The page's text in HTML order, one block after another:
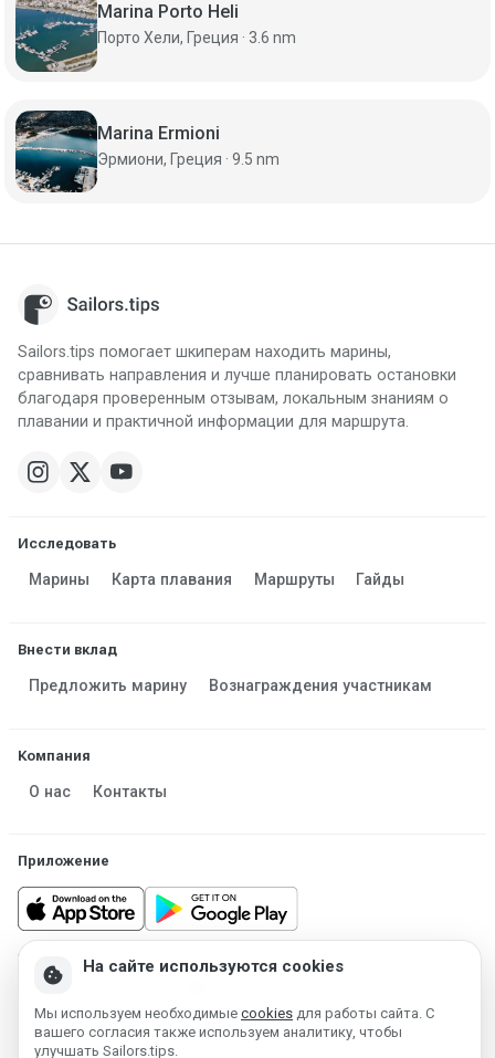
Marina Porto Heli
Порто Хели, Греция · 3.6 nm
Marina Ermioni
Эрмиони, Греция · 9.5 nm
Sailors.tips помогает шкиперам находить марины,
сравнивать направления и лучше планировать остановки
благодаря проверенным отзывам, локальным знаниям о
плавании и практичной информации для маршрута.
Исследовать
Марины Карта плавания Маршруты Гайды
Внести вклад
Предложить марину Вознаграждения участникам
Компания
О нас Контакты
Приложение
Работает на MESF OÜ 2013-2026 ©
Условия использования Политика конфиденциальности
cookie На сайте используются cookies
Мы используем необходимые cookies для работы сайта. С
вашего согласия также используем аналитику, чтобы
улучшать Sailors.tips.